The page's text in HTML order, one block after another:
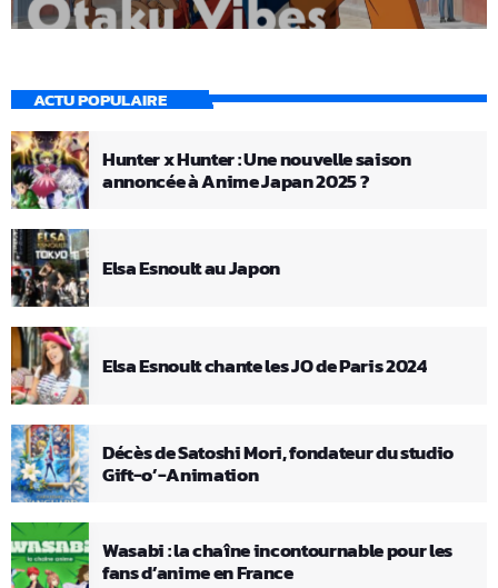
ACTU POPULAIRE
Hunter x Hunter : Une nouvelle saison
annoncée à Anime Japan 2025 ?
Elsa Esnoult au Japon
Elsa Esnoult chante les JO de Paris 2024
Décès de Satoshi Mori, fondateur du studio
Gift-o’-Animation
Wasabi : la chaîne incontournable pour les
fans d’anime en France